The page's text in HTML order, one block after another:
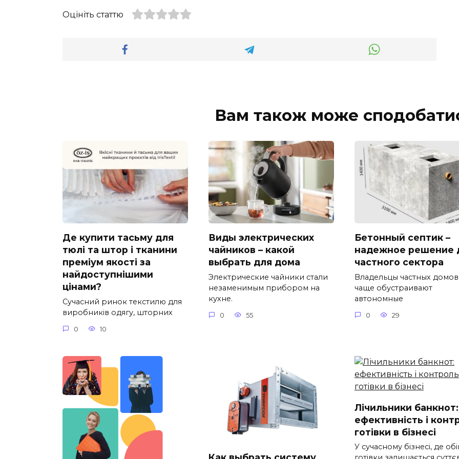
Оцініть статтю
Вам також може
Де купити тасьму для
тюлі та штор і тканини
преміум якості за
найдоступнішими
цінами?
Сучасний ринок текстилю для
виробників одягу, шторних
0 10
Виды электрических
чайников – какой
выбрать для дома
Электрические чайники стали
незаменимым прибором на
кухне.
0 55
Бетонный септик –
надежное решение
частного сектора
Владельцы частных
чаще обустраивают
автономные
0 29
Лічильники банкнот:
ефективність і
готівки в бізнесі
У сучасному бізнесі, де